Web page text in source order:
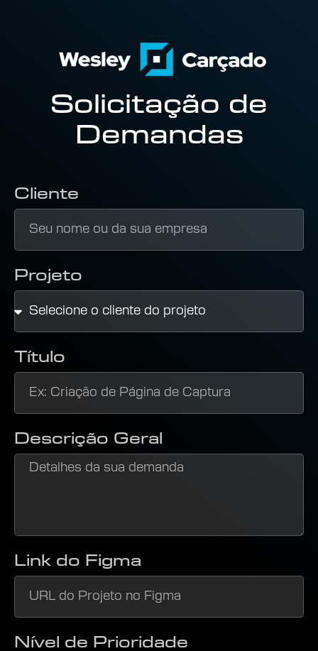
Solicitação de
Demandas
Cliente
Projeto
Título
Descrição Geral
Link do Figma
Nível de Prioridade